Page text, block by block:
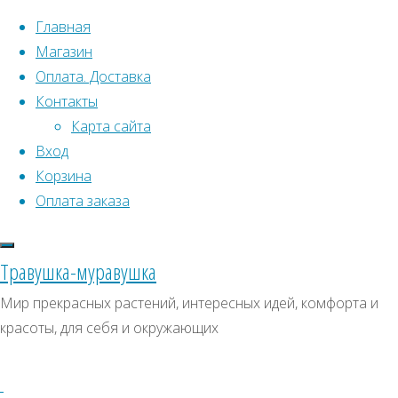
Перейти к содержимому
Главная
Магазин
Оплата. Доставка
Контакты
Карта сайта
Вход
Корзина
Оплата заказа
Травушка-муравушка
Мир прекрасных растений, интересных идей, комфорта и
красоты, для себя и окружающих
Что искать:
Поиск
растений
открытого
грунтаОвощиСтраница
Овощи
Искать:
СКИДКИ, АКЦИИ
Категории магазина